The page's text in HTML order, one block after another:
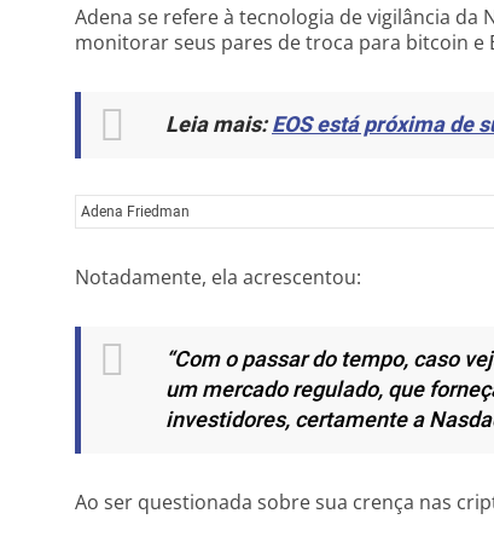
Adena se refere à tecnologia de vigilância da
monitorar seus pares de troca para bitcoin e
Leia mais:EOS está próxima de
Adena Friedman
Notadamente, ela acrescentou:
“Com o passar do tempo, caso
um mercado regulado, que
investidores, certamente a
Ao ser questionada sobre sua crença nas